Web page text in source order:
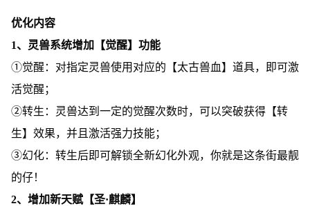
优化内容
1、灵兽系统增加【觉醒】功能
①觉醒：对指定灵兽使用对应的【太古兽血】道具，即可激
活觉醒；
②转生：灵兽达到一定的觉醒次数时，可以突破获得【转
生】效果，并且激活强力技能；
③幻化：转生后即可解锁全新幻化外观，你就是这条街最靓
的仔！
2、增加新天赋【圣·麒麟】